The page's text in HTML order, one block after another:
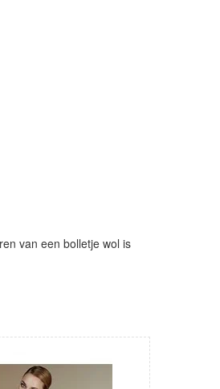
van een bolletje wol is